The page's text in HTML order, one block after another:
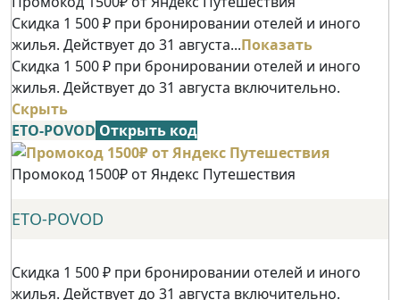
Скидка 1 500 ₽ при бронировании отелей и иного
жилья. Действует до 31 августа...Показать
Скидка 1 500 ₽ при бронировании отелей и иного
жилья. Действует до 31 августа включительно.
Скрыть
ETO-POVOD Открыть код
Промокод 1500₽ от Яндекс Путешествия
ETO-POVOD
Скидка 1 500 ₽ при бронировании отелей и иного
жилья. Действует до 31 августа включительно.